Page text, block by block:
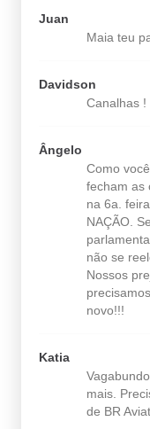
Juan
Maia teu
Davidson
Canalhas !
Ângelo
Como
fecham as
na 6a.
NAÇÃO.
não se
Nossos
novo!!!
Katia
mais.
de BR